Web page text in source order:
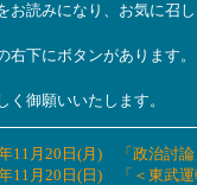
お読みになり、お気に召し
右下にボタンがあります。
く御願いいたします。
11月20日(月) 「政治討
11月20日(日) 「＜東武